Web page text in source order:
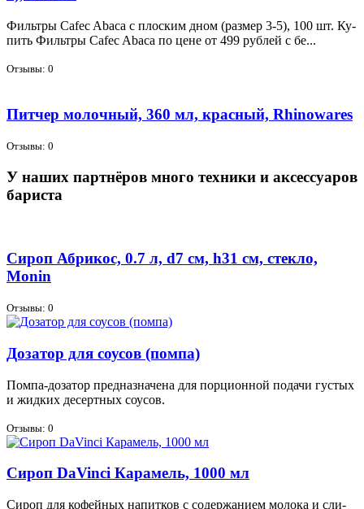
Филь­тры Cafec Abaca с плос­ким дном (раз­мер 3-5), 100 шт. Ку­
пить Филь­тры Cafec Abaca по цене от 499 руб­лей с бе...
Отзывы: 0
Питчер молочный, 360 мл, красный, Rhinowares
Отзывы: 0
У наших партнёров много техники и аксессуаров
бариста
Сироп Абрикос, 0.7 л, d7 см, h31 см, стекло,
Monin
Отзывы: 0
Дозатор для соусов (помпа)
Пом­па-до­за­тор пред­на­зна­че­на для пор­ци­он­ной по­да­чи гу­стых
и жид­ких де­серт­ных со­усов.
Отзывы: 0
Сироп DaVinci Карамель, 1000 мл
Си­роп для ко­фей­ных на­пит­ков с со­дер­жа­ни­ем мо­ло­ка и сли­